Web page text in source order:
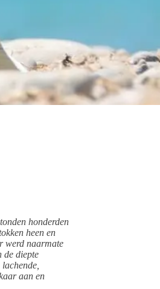
honderden
heen en
werd naarmate
de diepte
aan en